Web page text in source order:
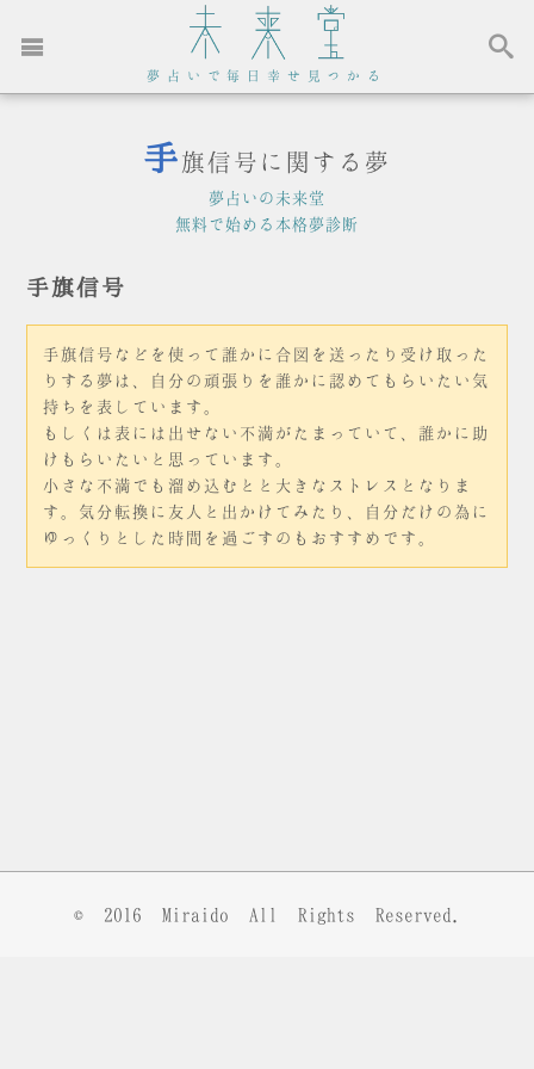
夢占いで毎日幸せ見つかる
手旗信号に関する夢
夢占いの未来堂
無料で始める本格夢診断
手旗信号
手旗信号などを使って誰かに合図を送ったり受け取った
りする夢は、自分の頑張りを誰かに認めてもらいたい気
持ちを表しています。
もしくは表には出せない不満がたまっていて、誰かに助
けもらいたいと思っています。
小さな不満でも溜め込むとと大きなストレスとなりま
す。気分転換に友人と出かけてみたり、自分だけの為に
ゆっくりとした時間を過ごすのもおすすめです。
© 2016 Miraido All Rights Reserved.